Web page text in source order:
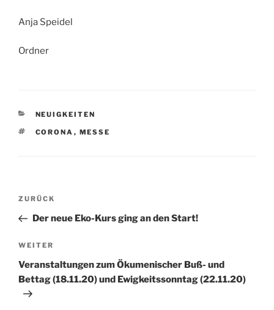
Anja Speidel
Ordner
KATEGORIEN
NEUIGKEITEN
SCHLAGWÖRTER
CORONA , MESSE
Beitragsnavigation
Vorheriger
Beitrag
ZURÜCK
Der neue Eko-Kurs ging an den Start!
Nächster
Beitrag
WEITER
Veranstaltungen zum Ökumenischer Buß- und
Bettag (18.11.20) und Ewigkeitssonntag (22.11.20)